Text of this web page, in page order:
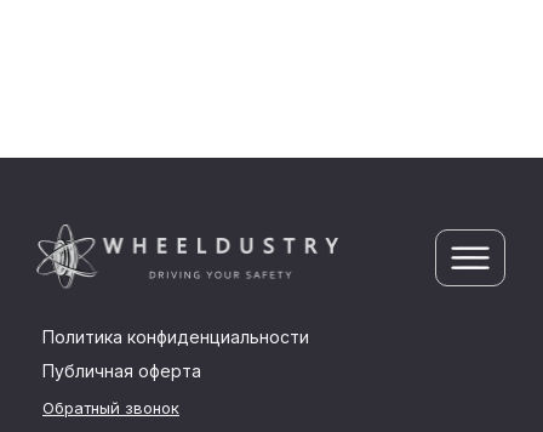
Политика конфиденциальности
Публичная оферта
Обратный звонок